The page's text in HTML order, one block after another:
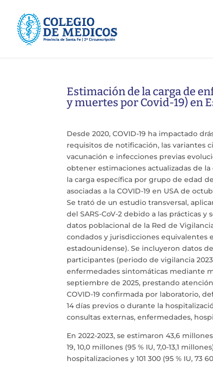
Estimación de la carga de
y muertes por Covid-19) en
Desde 2020, COVID-19 ha impactado
requisitos de notificación, las variantes
vacunación e infecciones previas
obtener estimaciones actualizadas de
la carga específica por grupo de edad
asociadas a la COVID-19 en USA de
Se trató de un estudio transversal,
del SARS-CoV-2 debido a las prácticas
datos poblacional de la Red de
condados y jurisdicciones equivalentes
estadounidense). Se incluyeron datos
participantes (periodo de vigilancia
enfermedades sintomáticas mediante
septiembre de 2025, prestando
COVID-19 confirmada por laboratorio,
14 días previos o durante la
consultas externas, enfermedades,
En 2022-2023, se estimaron 43,6
19, 10,0 millones (95 % IU, 7,0-13,1
hospitalizaciones y 101 300 (95 % IU, 73